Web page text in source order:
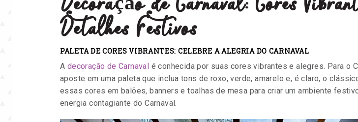
e
eventos.
Detalhes Festivos
PALETA DE CORES VIBRANTES: CELEBRE A ALEGRIA DO CARNAVAL
A decoração de Carnaval é conhecida por suas cores vibrantes e alegres. Para o
aposte em uma paleta que inclua tons de roxo, verde, amarelo e, é claro, o
essas cores em balões, banners e toalhas de mesa para criar um ambiente
energia contagiante do Carnaval.